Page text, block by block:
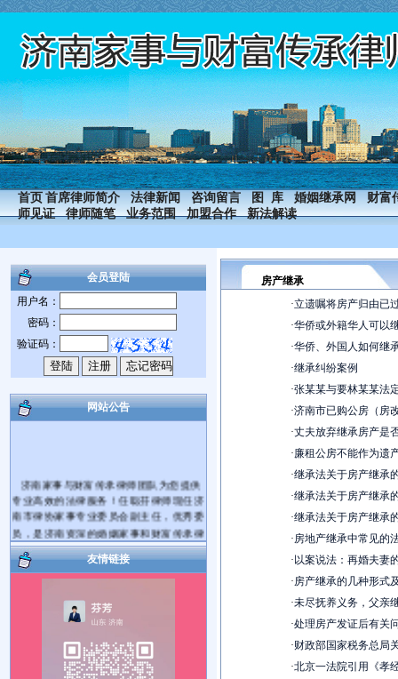
首页 首席律师简介 法律新闻 咨询留言 图 库 婚姻继承网
财富
师见证
律师随笔 业务范围 加盟合作 新法解读
会员登陆
用户名：
密码：
验证码：
网站公告
济南家事与财富传承律师团队为您提供
专业高效的法律服务！任聪芬律师现任济
南市律协家事专业委员会副主任，优秀委
员，是济南资深的婚姻家事和财富传承律
师。代理过大量的离婚纠纷案件和遗产继
承纠纷案件。
爱家护家，用法商守护财富！帮您将您
遗产继承、财富传承等方面的法律问题需
要帮助，可电话咨询，也可电话预约后到
律师事务所当面咨询。对于您提出的问题
我会及时给您解答。如果满意请您在问题
解决的同时把我推荐给您身边需要帮助的
友情链接
房产继承
·立遗嘱将房产归由已
·华侨或外籍华人可以
·华侨、外国人如何继
·继承纠纷案例
·张某某与要林某某法
·济南市已购公房（房
·丈夫放弃继承房产是
·廉租公房不能作为遗
·继承法关于房产继承
·继承法关于房产继承
·继承法关于房产继承
·房地产继承中常见的
· 以案说法：再婚夫妻
·房产继承的几种形式
·未尽抚养义务，父亲
·处理房产发证后有关
·财政部国家税务总局
·北京一法院引用《孝